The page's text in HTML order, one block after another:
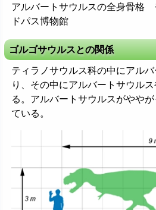
アルバートサウルスの全身骨
ドパス博物館
ゴルゴサウルスとの関係
ティラノサウルス科の中にアル
り、その中にアルバートサウル
る。アルバートサウルスがやや
ている。